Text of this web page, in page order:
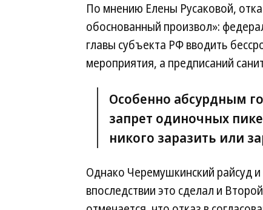
По мнению Елены Русаковой,
обоснованный произвол»:
главы субъекта РФ вводить
мероприятия, а предписаний
Особенно абсурдным
запрет одиночных
никого заразить или
Однако Черемушкинский райсуд
впоследствии это сделал и